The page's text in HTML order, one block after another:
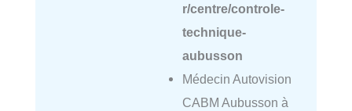
r/centre/controle-
technique-
aubusson
Médecin Autovision
CABM Aubusson à